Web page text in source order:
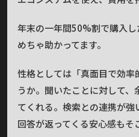
年末の一年間50%割で購入し
めちゃ助かってます。
性格としては「真面目で効率
うか。聞いたことに対して
てくれる。検索との連携が
回答が返ってくる安心感もそ